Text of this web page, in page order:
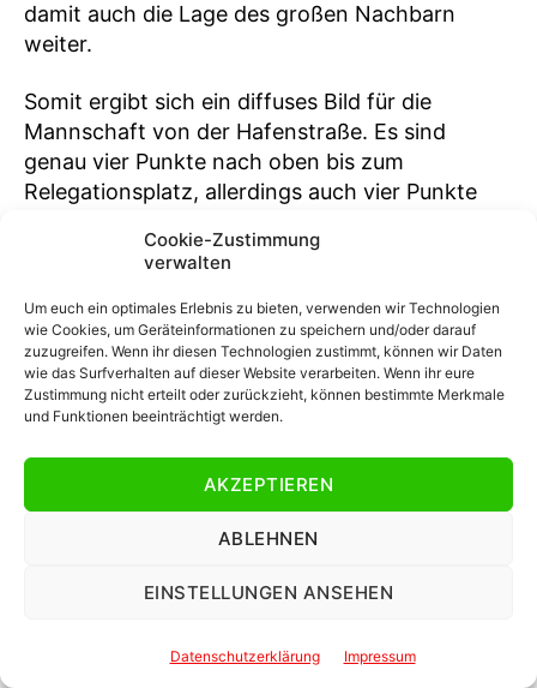
Cookie-Zustimmung
verwalten
Um euch ein optimales Erlebnis zu bieten, verwenden wir Technologien
wie Cookies, um Geräteinformationen zu speichern und/oder darauf
zuzugreifen. Wenn ihr diesen Technologien zustimmt, können wir Daten
wie das Surfverhalten auf dieser Website verarbeiten. Wenn ihr eure
Zustimmung nicht erteilt oder zurückzieht, können bestimmte Merkmale
und Funktionen beeinträchtigt werden.
AKZEPTIEREN
ABLEHNEN
EINSTELLUNGEN ANSEHEN
Datenschutzerklärung Impressum
damit auch die Lage des großen Nachbarn
weiter.
Somit ergibt sich ein diffuses Bild für die
Mannschaft von der Hafenstraße. Es sind
genau vier Punkte nach oben bis zum
Relegationsplatz, allerdings auch vier Punkte
Spiel gegen Verl ist damit nicht entscheidend,
Spielen war RWE auf keinen Fall die bessere
Mannschaft, die positive Gesamtentwicklung
gerät damit ins Stocken.
Nichts wäre fataler, als jetzt in eine
Negativspirale zu geraten und sich zum MSV
oder den SCF II zu gesellen. Die Atmosphäre an
der Hafenstraße scheint für dieses Team ein
zusätzlich belebendes Element zu sein, da dort
Ferne. Am besten ist es, den Verlern am
der Hafenstraße“ das Sagen hat!